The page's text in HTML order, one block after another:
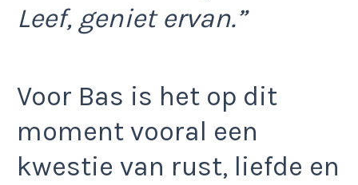
Leef, geniet ervan.”
Voor Bas is het op dit
moment vooral een
kwestie van rust, liefde en